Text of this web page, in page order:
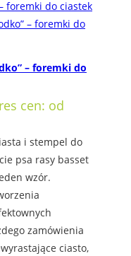
– foremki do
cen: od
i stempel do
psa rasy basset
wzór.
zamówienia
ciasto,